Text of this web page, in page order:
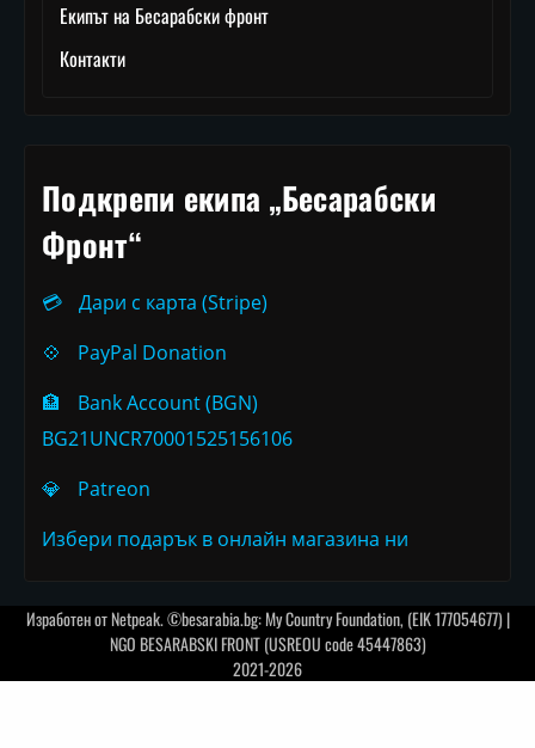
Екипът на Бесарабски фронт
Контакти
Подкрепи екипа „Бесарабски
Фронт“
💳
Дари с карта (Stripe)
💠
PayPal Donation
🏦
Bank Account (BGN)
BG21UNCR70001525156106
💎
Patreon
Избери подарък в онлайн магазина ни
Изработен отNetpeak. ©besarabia.bg: My Country Foundation, (EIK 177054677) |
NGO BESARABSKI FRONT (USREOU code 45447863)
2021-2026